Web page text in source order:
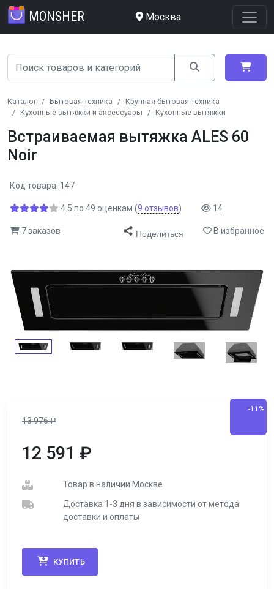
MONSHER Москва
Каталог Бытовая техника
Крупная бытовая техника
Кухонные вытяжки и аксессуары
Кухонные вытяжки
Встраиваемая вытяжка ALES 60
Noir
Код товара: 147
4.5 по 49 оценкам (9 отзывов) 14
7 заказов Поделиться В избранное
13 976₽
-11%
12 591 ₽
Товар в наличии Москве
Доставка 1-3 дня в зависимости от метода
доставки и оплаты
КУПИТЬ